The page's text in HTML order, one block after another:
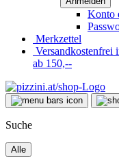
Konto
Merkzettel
Versandkostenfrei
ab 150,--
Suche
Alle